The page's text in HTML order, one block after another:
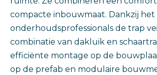
compacte inbouwmaat. Dankzij
onderhoudsprofessionals de trap
combinatie van dakluik en
efficiënte montage op de
op de prefab en modulaire